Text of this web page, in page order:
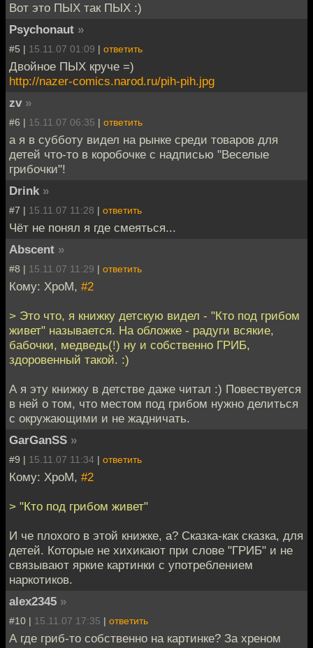
Вот это ПЫХ так ПЫХ :)
Psychonaut »
#5 | 15.11.07 01:09 | ответить
Двойное ПЫХ круче =)
http://nazer-comics.narod.ru/pih-pih.jpg
zv »
#6 | 15.11.07 06:35 | ответить
а я в субботу видел на рынке среди товаров для
детей что-то в коробочке с надписью "Веселые
грибочки"!
Drink »
#7 | 15.11.07 11:28 | ответить
Чёт не понял я где смеяться...
Abscent »
#8 | 15.11.07 11:29 | ответить
Кому: XpoM, #2
> Это что, я книжку детскую видел - "Кто под грибом
живет" называется. На обложке - радуги всякие,
бабочки, медведь(!) ну и собственно ГРИБ,
здоровенный такой. :)
А я эту книжку в детстве даже читал :) Повествуется
в ней о том, что местом под грибом нужно делиться
с окружающими и не жадничать.
GarGanSS »
#9 | 15.11.07 11:34 | ответить
Кому: XpoM, #2
> "Кто под грибом живет"
И че плохого в этой книжке, а? Сказка-как сказка, для
детей. Которые не хихикают при слове "ГРИБ" и не
связывают яркие картинки с употреблением
наркотиков.
alex2345 »
#10 | 15.11.07 17:35 | ответить
А где гриб-то собственно на картинке? За хреном